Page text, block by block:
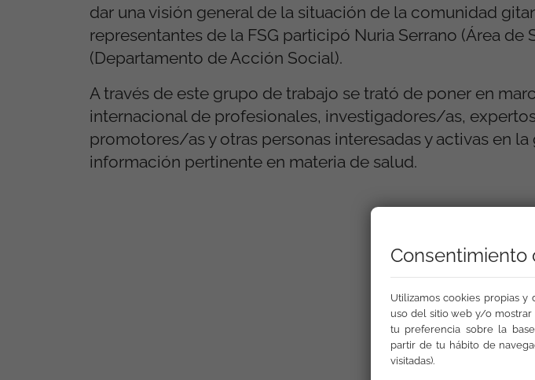
dar una visión general de la situación de la comunidad
representantes de la FSG participó Nuria Serrano (Área de
(Departamento de Acción Social).
A través de este grupo de trabajo se trató de poner en
internacional de profesionales, investigadores/as,
promotores/as y otras personas interesadas y activas en
información pertinente en materia de salud.
Consentimiento
Utilizamos cookies propias y
uso del sitio web y/o
tu preferencia sobre la
partir de tu hábito de
visitadas).